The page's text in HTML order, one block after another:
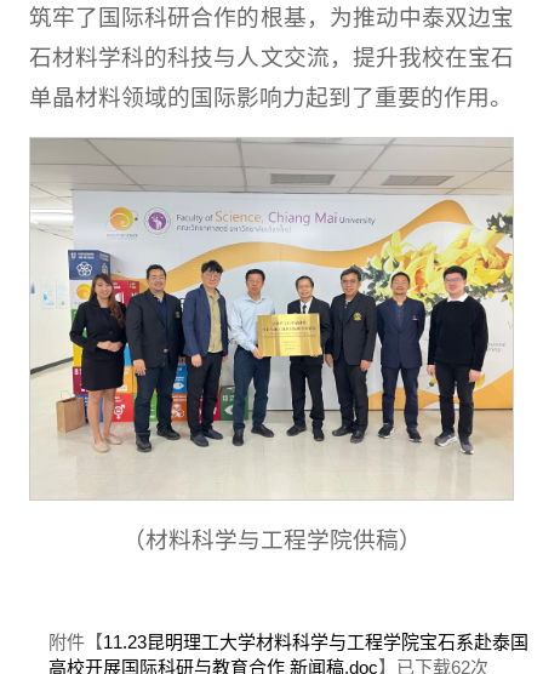
筑牢了国际科研合作的根基，为推动中泰双边宝
石材料学科的科技与人文交流，提升我校在宝石
单晶材料领域的国际影响力起到了重要的作用。
（材料科学与工程学院供稿）
附件【11.23昆明理工大学材料科学与工程学院宝石系赴泰国
高校开展国际科研与教育合作 新闻稿.doc】已下载62次